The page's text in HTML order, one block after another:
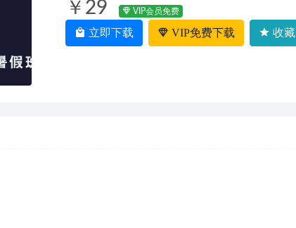
￥29 VIP会员免费
立即下载 VIP免费下载 收藏
作业帮2022何晓旭高一数学a+班暑秋班教程+课堂笔记+讲义
作业帮2023胡婷高二物理春季班视频教程+课堂笔记 2023-07-22